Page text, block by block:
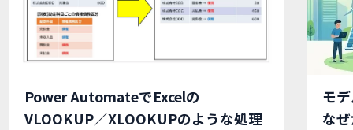
Power AutomateでExcelの
VLOOKUP／XLOOKUPのような処理
モ
な